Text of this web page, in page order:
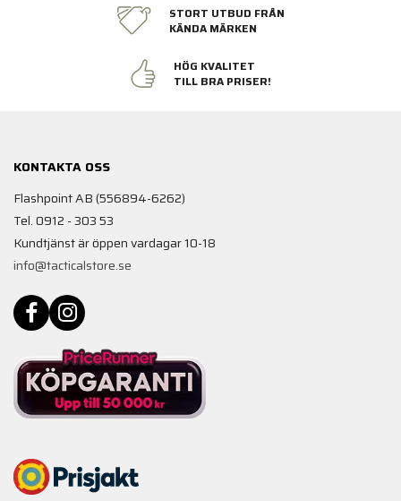
STORT UTBUD FRÅN
KÄNDA MÄRKEN
HÖG KVALITET
TILL BRA PRISER!
KONTAKTA OSS
Flashpoint AB (556894-6262)
Tel. 0912 - 303 53
Kundtjänst är öppen vardagar 10-18
info@tacticalstore.se